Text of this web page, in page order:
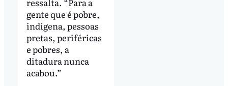
gente que é pobre,
indígena, pessoas
pretas, periféricas
e pobres, a
ditadura nunca
acabou.”